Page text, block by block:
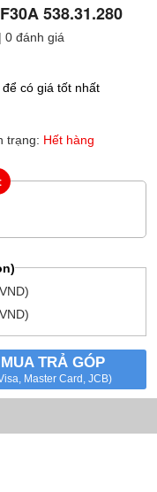
538.31.280
| 0 đánh giá
để có giá tốt nhất
trạng: Hết hàng
MUA TRẢ GÓP
Master Card, JCB)